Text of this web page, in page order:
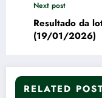
Next post
Resultado da
(19/01/2026)
RELATED